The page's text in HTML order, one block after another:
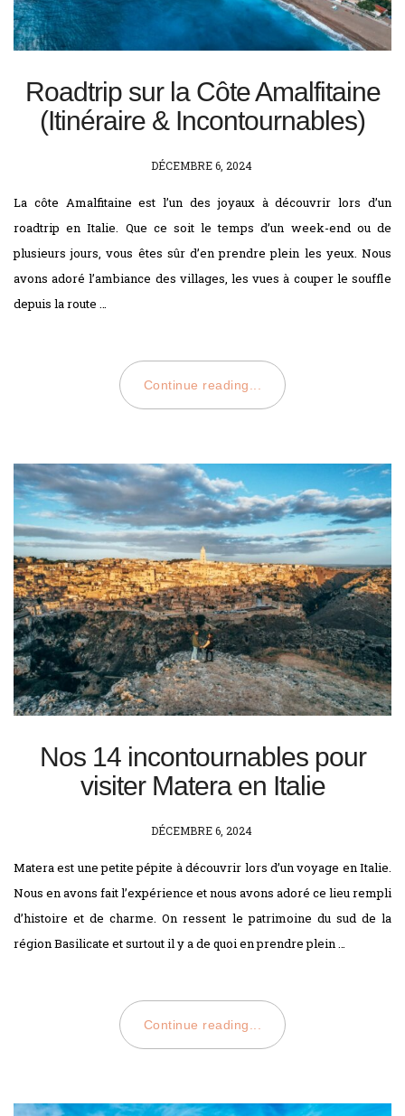
Roadtrip sur la Côte Amalfitaine
(Itinéraire & Incontournables)
POSTED
DÉCEMBRE 6, 2024
La côte Amalfitaine est l’un des joyaux à découvrir lors d’un
roadtrip en Italie. Que ce soit le temps d’un week-end ou de
plusieurs jours, vous êtes sûr d’en prendre plein les yeux. Nous
avons adoré l’ambiance des villages, les vues à couper le souffle
depuis la route …
Continue reading...
Nos 14 incontournables pour
visiter Matera en Italie
POSTED
DÉCEMBRE 6, 2024
Matera est une petite pépite à découvrir lors d’un voyage en Italie.
Nous en avons fait l’expérience et nous avons adoré ce lieu rempli
d’histoire et de charme. On ressent le patrimoine du sud de la
région Basilicate et surtout il y a de quoi en prendre plein …
Continue reading...